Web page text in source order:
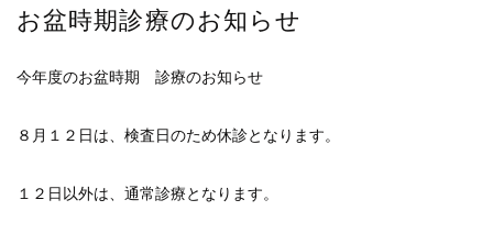
お盆時期診療のお知らせ
今年度のお盆時期 診療のお知らせ
８月１２日は、検査日のため休診となります。
１２日以外は、通常診療となります。